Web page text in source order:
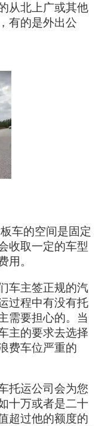
从北上广或其他
有的是外出公
车的空间是固定
收取一定的车型
用。
车主签正规的汽
过程中有没有托
需要担心的。当
主的要求去选择
费车位严重的
托运公司会为您
十万或者是二十
超过他的额度的